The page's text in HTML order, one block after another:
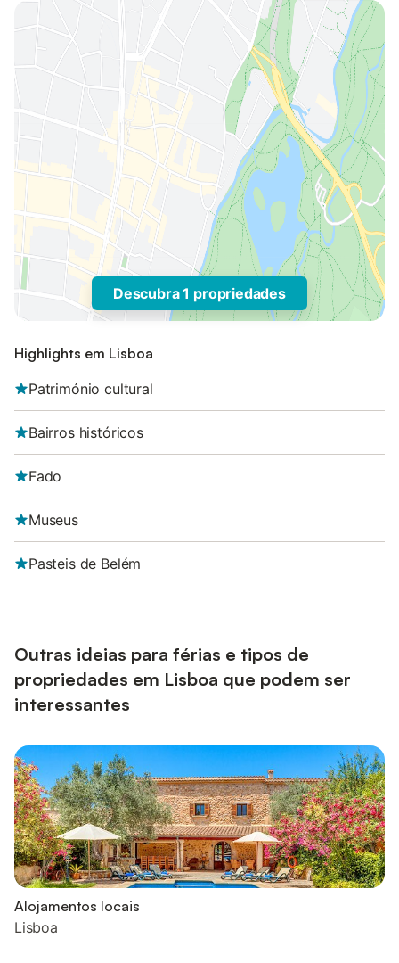
Descubra 1 propriedades
Highlights em Lisboa
Património cultural
Bairros históricos
Fado
Museus
Pasteis de Belém
Outras ideias para férias e tipos de
propriedades em Lisboa que podem ser
interessantes
Alojamentos locais
Lisboa